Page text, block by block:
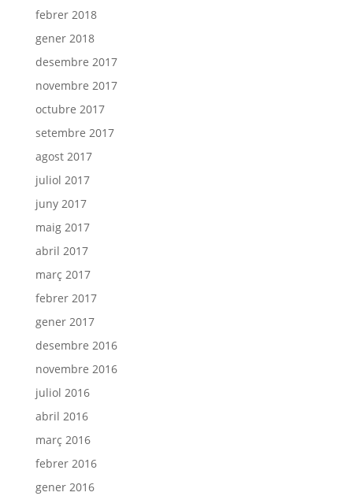
febrer 2018
gener 2018
desembre 2017
novembre 2017
octubre 2017
setembre 2017
agost 2017
juliol 2017
juny 2017
maig 2017
abril 2017
març 2017
febrer 2017
gener 2017
desembre 2016
novembre 2016
juliol 2016
abril 2016
març 2016
febrer 2016
gener 2016